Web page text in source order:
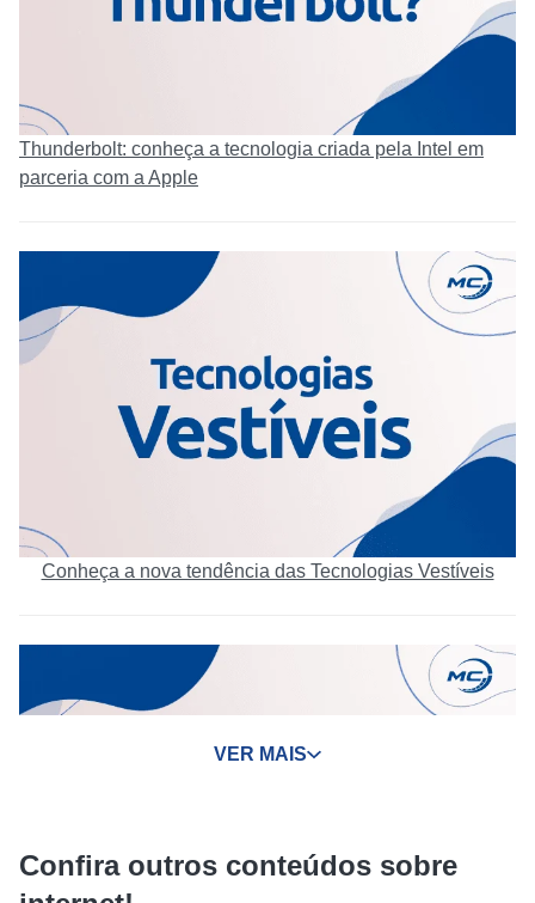
Thunderbolt: conheça a tecnologia criada pela Intel em
parceria com a Apple
Conheça a nova tendência das Tecnologias Vestíveis
VER MAIS
Confira outros conteúdos sobre